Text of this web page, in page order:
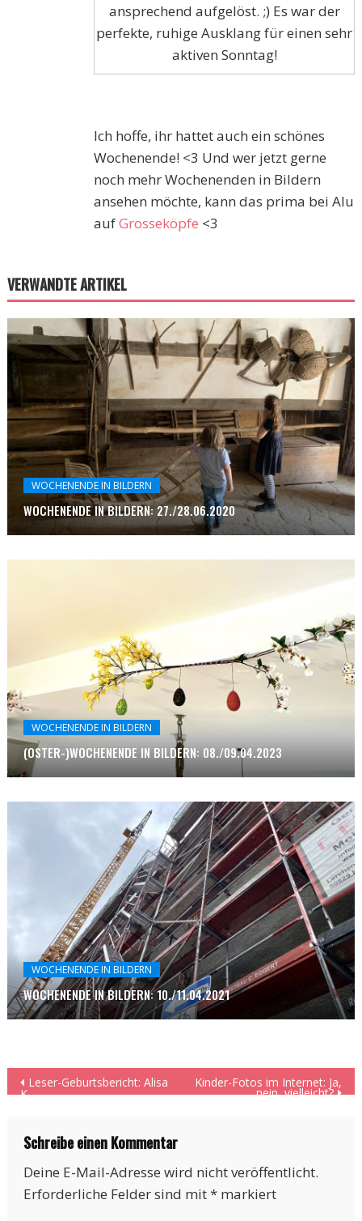
ansprechend aufgelöst. ;) Es war der
perfekte, ruhige Ausklang für einen sehr
aktiven Sonntag!
Ich hoffe, ihr hattet auch ein schönes
Wochenende! <3 Und wer jetzt gerne
noch mehr Wochenenden in Bildern
ansehen möchte, kann das prima bei Alu
aufGrosseköpfe <3
VERWANDTE ARTIKEL
WOCHENENDE IN BILDERN
WOCHENENDE IN BILDERN: 27./28.06.2020
WOCHENENDE IN BILDERN
(OSTER-)WOCHENENDE IN BILDERN: 08./09.04.2023
WOCHENENDE IN BILDERN
WOCHENENDE IN BILDERN: 10./11.04.2021
Beitragsnavigation
Leser-Geburtsbericht: Alisa
K.
Kinder-Fotos im Internet: Ja,
nein, vielleicht?
Schreibe einen Kommentar
Deine E-Mail-Adresse wird nicht veröffentlicht.
Erforderliche Felder sind mit*markiert